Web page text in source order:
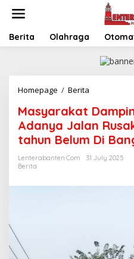
Berita Olahraga
Homepage / Berita
Mengeluh
Adanya
Jalan
Rusak
Parah
Sudah
tahun
Masyarakat
Adanya Jalan
tahun Belum Di
Lenterabanten.com
31 July 2025
Berita